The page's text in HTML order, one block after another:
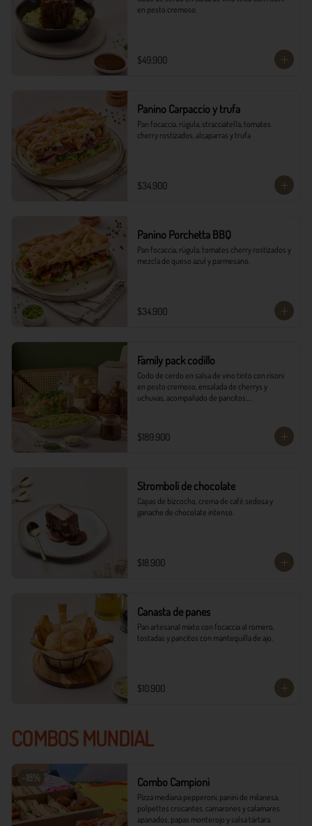
en pesto cremoso.​
$49.900
Panino Carpaccio y trufa
Pan focaccia, rúgula, stracciatella, tomates
cherry rostizados, alcaparras y trufa
$34.900
Panino Porchetta BBQ
Pan focaccia, rúgula, tomates cherry rostizados y
mezcla de queso azul y parmesano.
$34.900
Family pack codillo
Codo de cerdo en salsa de vino tinto con risoni
en pesto cremoso, ensalada de cherrys y
uchuvas, acompañado de pancitos.​​
- Risoni (Cantidad ideal para 4 personas)​
- Pancitos​
$189.900
Stromboli de chocolate
Capas de bizcocho, crema de café sedosa y
ganache de chocolate intenso.
$18.900
Canasta de panes
Pan artesanal mixto con focaccia al romero,
tostadas y pancitos con mantequilla de ajo.
$10.900
COMBOS MUNDIAL
-18% Combo Campioni
Pizza mediana pepperoni, panini de milanesa,
polpettes crocantes, camarones y calamares
apanados, papas monterojo y salsa tártara.